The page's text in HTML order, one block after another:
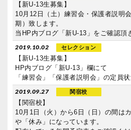
【新U-13生募集】
10月12日（土）練習会・保護者説明
期）致します。
当HP内ブログ「新U-13」をご確認頂
2019.10.02
セレクション
【新U‐13生募集】
HP内ブログ「新U‐13」欄にて
「練習会」「保護者説明会」の定員
2019.09.27
関宿校
【関宿校】
10月1日（火）から6日（日）の間は
や「休み」になっています。